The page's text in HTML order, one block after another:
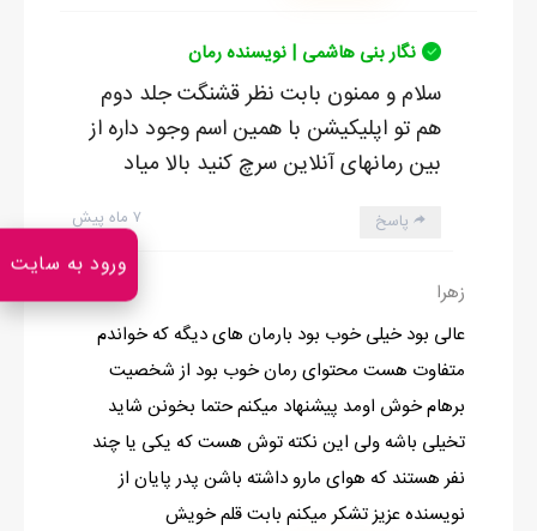
دهان گذاشت. مزه ملس آن باعث جمع شدن لب و دهان رونیکا شد.
چشمانش را با لذت بست و در دل از مادربزرگ خود برای کاشتن
انگورها تشکر کرد.
حبه‌ی دیگری در دهان انداخت و آن را بلعید. این وقت از تابستان
محبوبش شیرین شود.
ادامه رمان در اپلیکیشن شروع مطالعه آنلاین رمان
نگار بنی هاشمی | نویسنده رمان
سلام و ممنون بابت نظر قشنگت جلد دوم
هم تو اپلیکیشن با همین اسم وجود داره از
بین رمانهای آنلاین سرچ کنید بالا میاد
۷ ماه پیش پاسخ
زهرا 0
عالی بود خیلی خوب بود بارمان های دیگه که خواندم
متفاوت هست محتوای رمان خوب بود از شخصیت
برهام خوش اومد پیشنهاد میکنم حتما بخونن شاید
تخیلی باشه ولی این نکته توش هست که یکی یا چند
نفر هستند که هوای مارو داشته باشن پدر پایان از
نویسنده عزیز تشکر میکنم بابت قلم خویش
ورود به سایت